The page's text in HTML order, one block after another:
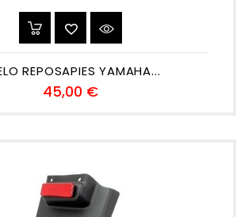
REPOSAPIES YAMAHA...
45,00 €Precio